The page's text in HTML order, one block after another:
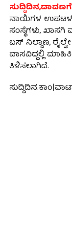
ನಾಯಿಗಳ ಉಪಟಳ
ಸಂಸ್ಥೆಗಳು, ಖಾಸಗಿ
ಬಸ್ ನಿಲ್ದಾಣ,
ವಾಸವಿದ್ದಲ್ಲಿ
ತಿಳಿಸಲಾಗಿದೆ.